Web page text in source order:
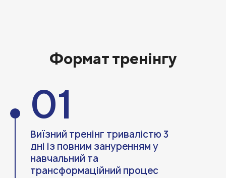
Формат тренінгу
01
Виїзний тренінг тривалістю 3
дні із повним зануренням у
навчальний та
трансформаційний процес